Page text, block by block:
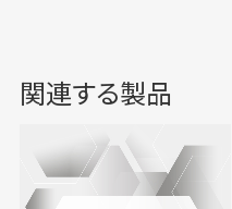
関連する製品